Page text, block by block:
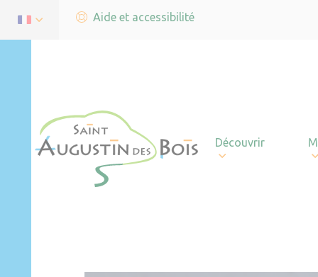
Aide et accessibilité
Découvrir